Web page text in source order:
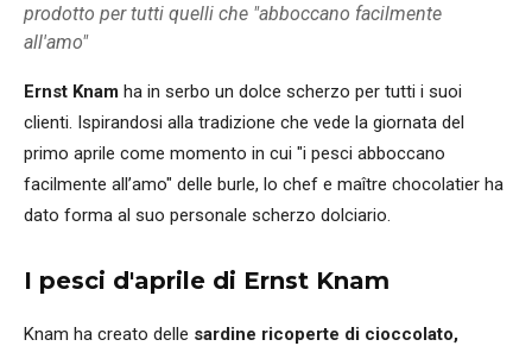
prodotto per tutti quelli che "abboccano facilmente
all'amo"
Ernst Knam ha in serbo un dolce scherzo per tutti i suoi
clienti. Ispirandosi alla tradizione che vede la giornata del
primo aprile come momento in cui "i pesci abboccano
facilmente all’amo" delle burle, lo chef e maître chocolatier ha
dato forma al suo personale scherzo dolciario.
I pesci d'aprile di Ernst Knam
Knam ha creato delle sardine ricoperte di cioccolato,